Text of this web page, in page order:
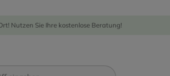
Nutzen Sie Ihre kostenlose Beratung!